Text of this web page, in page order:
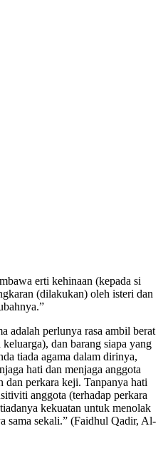
erti kehinaan (kepada si
(dilakukan) oleh isteri dan
adalah perlunya rasa ambil berat
dan barang siapa yang
tiada agama dalam dirinya,
hati dan menjaga anggota
dan perkara keji. Tanpanya hati
anggota (terhadap perkara
kekuatan untuk menolak
sama sekali.” (Faidhul Qadir, Al-